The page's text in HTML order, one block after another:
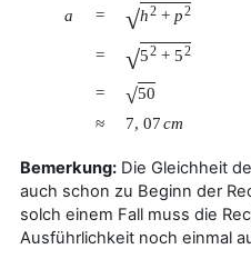
a = √h2 + p2
= √52 + 52
= √50
≈
7, 07cm
Bemerkung: Die Gleichheit
auch schon zu Beginn der
solch einem Fall muss die
Ausführlichkeit noch einmal